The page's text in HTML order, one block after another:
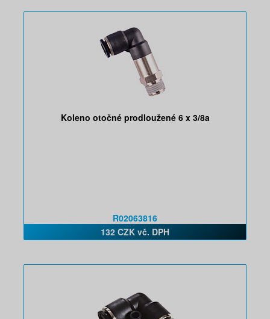
Koleno otočné prodloužené 6 x 3/8a
R02063816
132 CZK vč. DPH